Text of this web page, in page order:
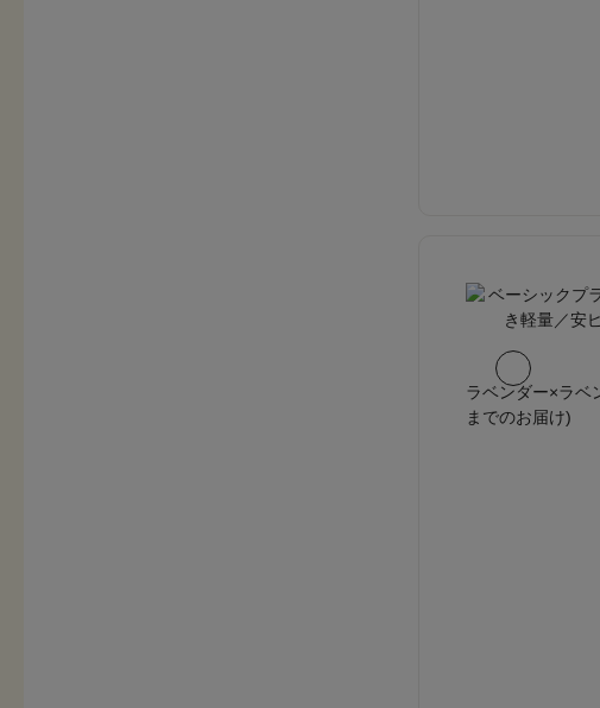
ラベンダー×ラベ
までのお届け)